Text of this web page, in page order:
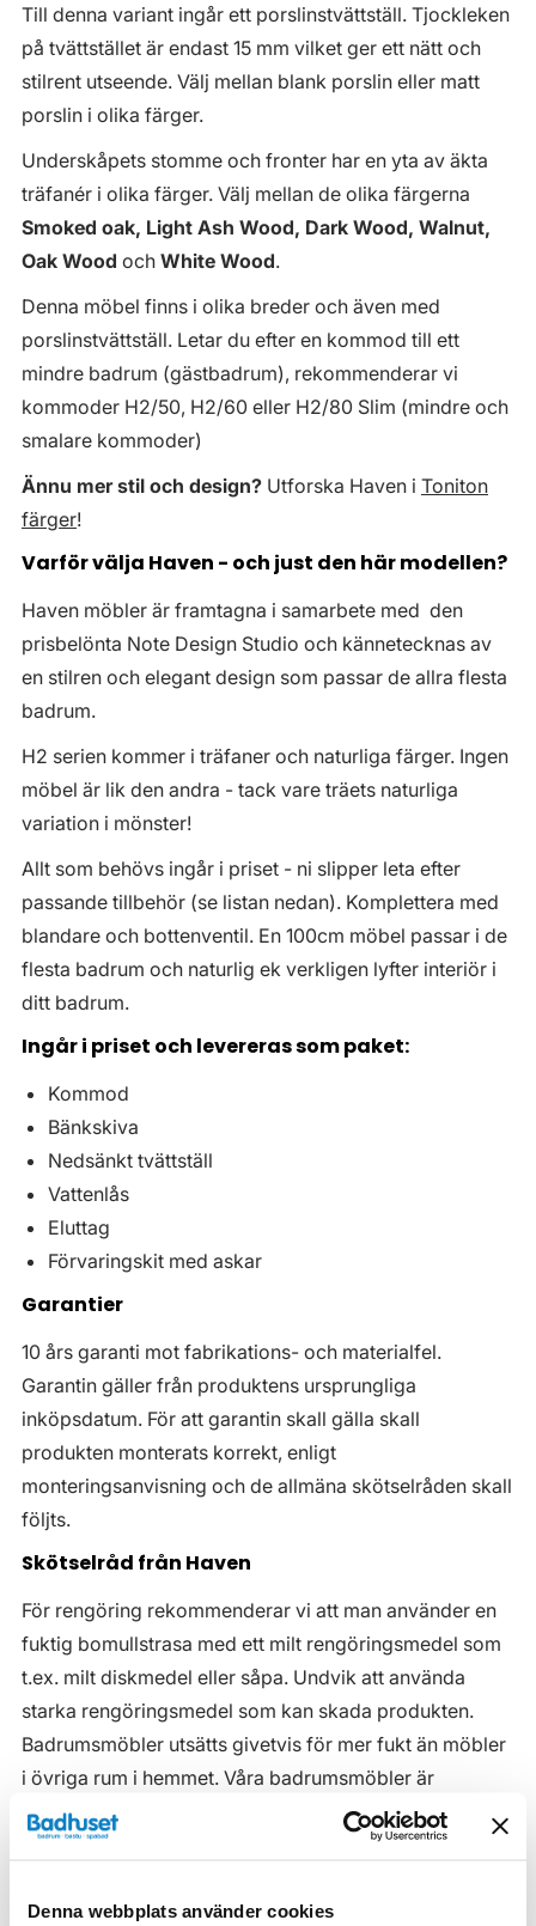
Denna webbplats använder cookies
Till denna variant ingår ett porslinstvättställ. Tjockleken
på tvättstället är endast 15 mm vilket ger ett nätt och
stilrent utseende. Välj mellan blank porslin eller matt
porslin i olika färger.
Underskåpets stomme och fronter har en yta av äkta
träfanér i olika färger. Välj mellan de olika färgerna
Smoked oak, Light Ash Wood, Dark Wood, Walnut,
Oak Wood och White Wood.
Denna möbel finns i olika breder och även med
porslinstvättställ. Letar du efter en kommod till ett
mindre badrum (gästbadrum), rekommenderar vi
kommoder H2/50, H2/60 eller H2/80 Slim (mindre och
smalare kommoder)
Ännu mer stil och design? Utforska Haven i Toniton
färger!
Varför välja Haven - och just den här modellen?
Haven möbler är framtagna i samarbete med den
prisbelönta Note Design Studio och kännetecknas av
en stilren och elegant design som passar de allra flesta
badrum.
H2 serien kommer i träfaner och naturliga färger. Ingen
möbel är lik den andra - tack vare träets naturliga
variation i mönster!
Allt som behövs ingår i priset - ni slipper leta efter
passande tillbehör (se listan nedan). Komplettera med
blandare och bottenventil. En 100cm möbel passar i de
flesta badrum och naturlig ek verkligen lyfter interiör i
ditt badrum.
Ingår i priset och levereras som paket:
Kommod
Bänkskiva
Nedsänkt tvättställ
Vattenlås
Eluttag
Förvaringskit med askar
Garantier
10 års garanti mot fabrikations- och materialfel.
Garantin gäller från produktens ursprungliga
inköpsdatum. För att garantin skall gälla skall
produkten monterats korrekt, enligt
monteringsanvisning och de allmäna skötselråden skall
följts.
Skötselråd från Haven
För rengöring rekommenderar vi att man använder en
fuktig bomullstrasa med ett milt rengöringsmedel som
t.ex. milt diskmedel eller såpa. Undvik att använda
starka rengöringsmedel som kan skada produkten.
Badrumsmöbler utsätts givetvis för mer fukt än möbler
i övriga rum i hemmet. Våra badrumsmöbler är
anpassade för badrummet och gjorda i fukttåliga
material. Men även om våra badrumsmöbler är det, ska
luftfuktighet.